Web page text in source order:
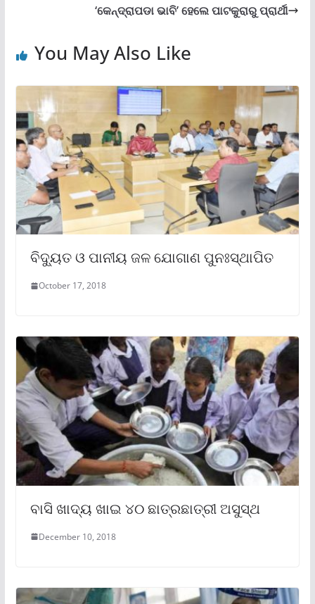
‘କେନ୍ଦ୍ରାପଡା ଭାବି’ ହେଲେ ପାଟକୁରାରୁ ପ୍ରାର୍ଥୀ
You May Also Like
ବିଦ୍ୟୁତ ଓ ପାନୀୟ ଜଳ ଯୋଗାଣ ପୁନଃସ୍ଥାପିତ
October 17, 2018
ବାସି ଖାଦ୍ୟ ଖାଇ ୪୦ ଛାତ୍ରଛାତ୍ରୀ ଅସୁସ୍ଥ
December 10, 2018